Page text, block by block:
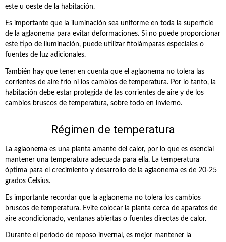
este u oeste de la habitación.
Es importante que la iluminación sea uniforme en toda la superficie
de la aglaonema para evitar deformaciones. Si no puede proporcionar
este tipo de iluminación, puede utilizar fitolámparas especiales o
fuentes de luz adicionales.
También hay que tener en cuenta que el aglaonema no tolera las
corrientes de aire frío ni los cambios de temperatura. Por lo tanto, la
habitación debe estar protegida de las corrientes de aire y de los
cambios bruscos de temperatura, sobre todo en invierno.
Régimen de temperatura
La aglaonema es una planta amante del calor, por lo que es esencial
mantener una temperatura adecuada para ella. La temperatura
óptima para el crecimiento y desarrollo de la aglaonema es de 20-25
grados Celsius.
Es importante recordar que la aglaonema no tolera los cambios
bruscos de temperatura. Evite colocar la planta cerca de aparatos de
aire acondicionado, ventanas abiertas o fuentes directas de calor.
Durante el período de reposo invernal, es mejor mantener la